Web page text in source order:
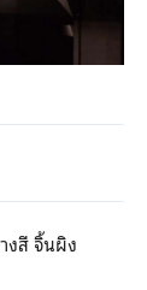
งสี จิ้นผิง